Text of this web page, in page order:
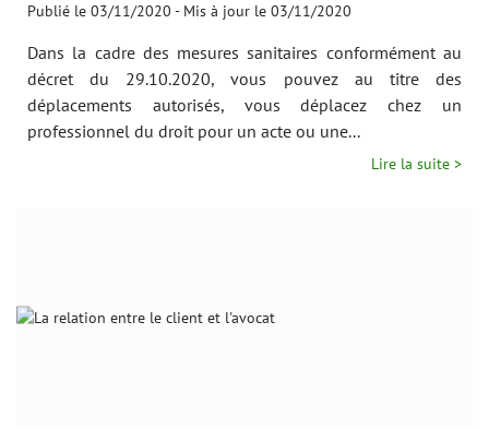
Publié le 03/11/2020 - Mis à jour le 03/11/2020
Dans la cadre des mesures sanitaires conformément au
décret du 29.10.2020, vous pouvez au titre des
déplacements autorisés, vous déplacez chez un
professionnel du droit pour un acte ou une...
Lire la suite >